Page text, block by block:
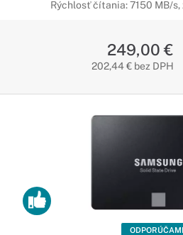
Rýchlosť čítania: 7150 MB/
249,00 €
202,44 € bez DPH